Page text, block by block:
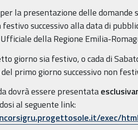
la presentazione delle domande
successivo alla data di
della Regione Emilia-
giorno sia festivo, o cada di
primo giorno successivo non
dovrà essere presentata
al seguente link:
exec/